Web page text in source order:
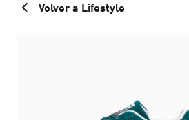
Volver a Lifestyle